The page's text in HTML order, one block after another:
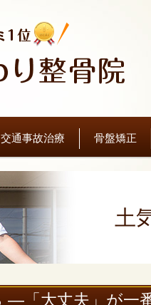
交通事故治療 骨盤矯正
土
―「大丈夫」が一